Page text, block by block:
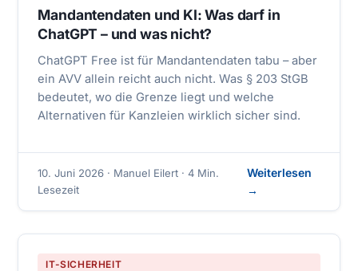
Mandantendaten und KI: Was darf in
ChatGPT – und was nicht?
ChatGPT Free ist für Mandantendaten tabu – aber
ein AVV allein reicht auch nicht. Was § 203 StGB
bedeutet, wo die Grenze liegt und welche
Alternativen für Kanzleien wirklich sicher sind.
10. Juni 2026 · Manuel Eilert · 4 Min.
Lesezeit
Weiterlesen
→
IT-SICHERHEIT